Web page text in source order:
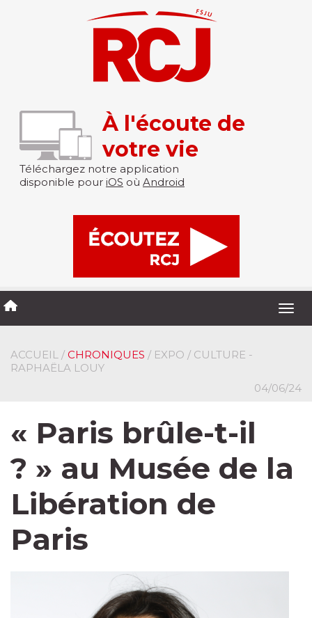
À l'écoute de
votre vie
Téléchargez notre application
disponible pour iOS où Android
ACCUEIL / CHRONIQUES / EXPO / CULTURE -
RAPHAËLA LOUY
04/06/24
« Paris brûle-t-il
? » au Musée de la
Libération de
Paris